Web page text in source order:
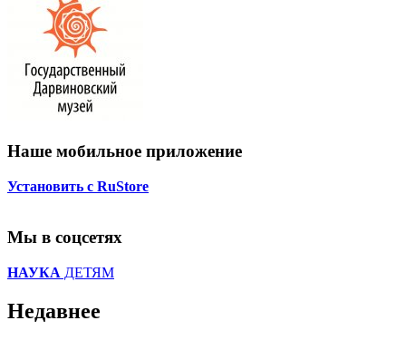
Наше мобильное приложение
Установить с RuStore
Мы в соцсетях
НАУКА ДЕТЯМ
Недавнее